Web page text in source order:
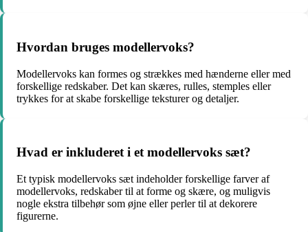
Hvordan bruges modellervoks?
Modellervoks kan formes og strækkes med hænderne eller med
forskellige redskaber. Det kan skæres, rulles, stemples eller
trykkes for at skabe forskellige teksturer og detaljer.
Hvad er inkluderet i et modellervoks sæt?
Et typisk modellervoks sæt indeholder forskellige farver af
modellervoks, redskaber til at forme og skære, og muligvis
nogle ekstra tilbehør som øjne eller perler til at dekorere
figurerne.